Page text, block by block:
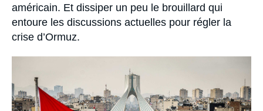
américain. Et dissiper un peu le brouillard qui
entoure les discussions actuelles pour régler la
crise d’Ormuz.
médiatique